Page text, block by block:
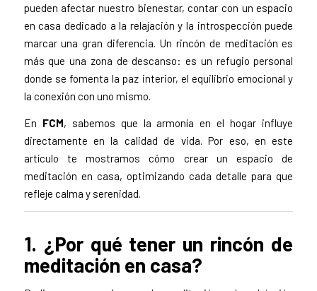
pueden afectar nuestro bienestar, contar con un espacio
en casa dedicado a la relajación y la introspección puede
marcar una gran diferencia. Un rincón de meditación es
más que una zona de descanso: es un refugio personal
donde se fomenta la paz interior, el equilibrio emocional y
la conexión con uno mismo.
En FCM, sabemos que la armonía en el hogar influye
directamente en la calidad de vida. Por eso, en este
artículo te mostramos cómo crear un espacio de
meditación en casa, optimizando cada detalle para que
refleje calma y serenidad.
1. ¿Por qué tener un rincón de
meditación en casa?